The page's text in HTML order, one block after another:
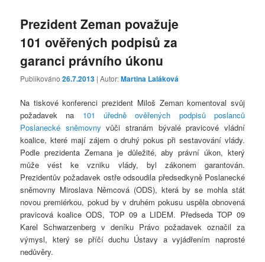
Prezident Zeman považuje
101 ověřených podpisů za
garanci právního úkonu
Publikováno26.7.2013 | Autor:Martina Laláková
Na tiskové konferenci prezident Miloš Zeman komentoval svůj
požadavek na 101 úředně ověřených podpisů poslanců
Poslanecké sněmovny vůči stranám bývalé pravicové vládní
koalice, které mají zájem o druhý pokus při sestavování vlády.
Podle prezidenta Zemana je důležité, aby právní úkon, který
může vést ke vzniku vlády, byl zákonem garantován.
Prezidentův požadavek ostře odsoudila předsedkyně Poslanecké
sněmovny Miroslava Němcová (ODS), která by se mohla stát
novou premiérkou, pokud by v druhém pokusu uspěla obnovená
pravicová koalice ODS, TOP 09 a LIDEM. Předseda TOP 09
Karel Schwarzenberg v deníku Právo požadavek označil za
výmysl, který se příčí duchu Ústavy a vyjádřením naprosté
nedůvěry.